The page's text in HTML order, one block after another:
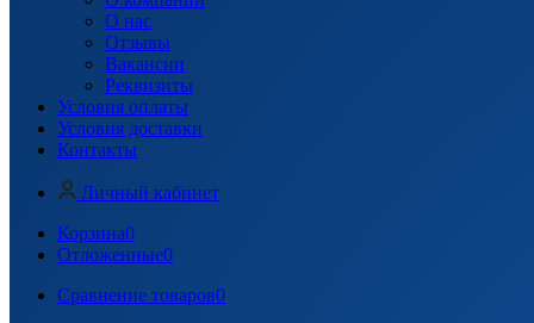
О нас
Отзывы
Вакансии
Реквизиты
Условия оплаты
Условия доставки
Контакты
Личный кабинет
Корзина0
Отложенные0
Сравнение товаров0